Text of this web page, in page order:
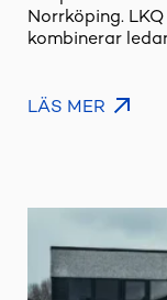
Norrköping.
kombinerar
LÄS MER